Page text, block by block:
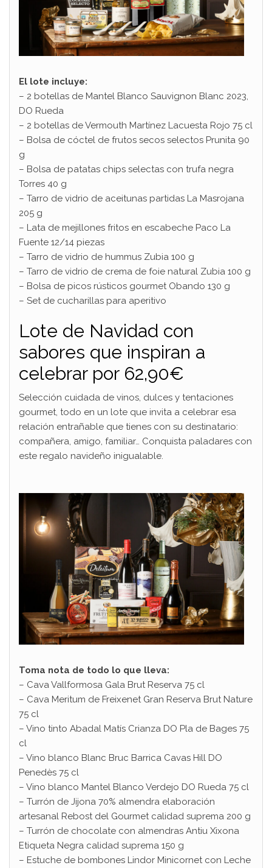
El lote incluye:
– 2 botellas de Mantel Blanco Sauvignon Blanc 2023,
DO Rueda
– 2 botellas de Vermouth Martínez Lacuesta Rojo 75 cl
– Bolsa de cóctel de frutos secos selectos Prunita 90
g
– Bolsa de patatas chips selectas con trufa negra
Torres 40 g
– Tarro de vidrio de aceitunas partidas La Masrojana
205 g
– Lata de mejillones fritos en escabeche Paco La
Fuente 12/14 piezas
– Tarro de vidrio de hummus Zubia 100 g
– Tarro de vidrio de crema de foie natural Zubia 100 g
– Bolsa de picos rústicos gourmet Obando 130 g
– Set de cucharillas para aperitivo
Lote de Navidad con
sabores que inspiran a
celebrar por 62,90€
Selección cuidada de vinos, dulces y tentaciones
gourmet, todo en un lote que invita a celebrar esa
relación entrañable que tienes con su destinatario:
compañera, amigo, familiar… Conquista paladares con
este regalo navideño inigualable.
Toma nota de todo lo que lleva:
– Cava Vallformosa Gala Brut Reserva 75 cl
– Cava Meritum de Freixenet Gran Reserva Brut Nature
75 cl
– Vino tinto Abadal Matís Crianza DO Pla de Bages 75
cl
– Vino blanco Blanc Bruc Barrica Cavas Hill DO
Penedès 75 cl
– Vino blanco Mantel Blanco Verdejo DO Rueda 75 cl
– Turrón de Jijona 70% almendra elaboración
artesanal Rebost del Gourmet calidad suprema 200 g
– Turrón de chocolate con almendras Antiu Xixona
Etiqueta Negra calidad suprema 150 g
– Estuche de bombones Lindor Minicornet con Leche